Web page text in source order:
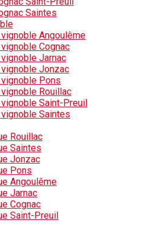
Saintes
Angoulême
Cognac
Jarnac
Jonzac
Pons
Rouillac
Saint-Preuil
Saintes
Rouillac
Saintes
Jonzac
Pons
Angoulême
Jarnac
Cognac
Saint-Preuil